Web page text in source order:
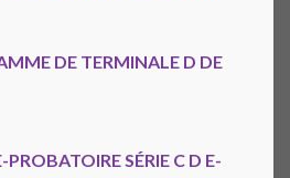
DE TERMINALE D DE
SÉRIE C D E-